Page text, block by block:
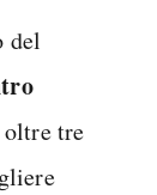
del
tre